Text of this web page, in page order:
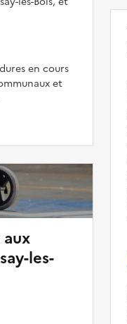
en cours
et
les-